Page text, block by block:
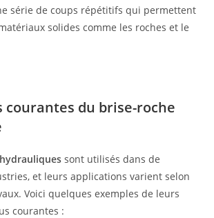
série de coups répétitifs qui permettent
solides comme les roches et le
courantes du brise-roche
sont utilisés dans de
et leurs applications varient selon
Voici quelques exemples de leurs
courantes :